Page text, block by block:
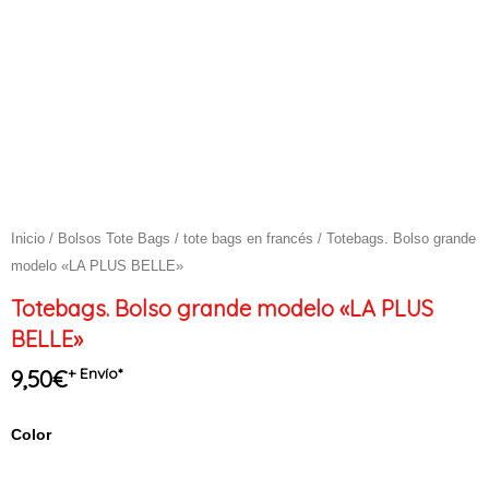
Inicio / Bolsos Tote Bags / tote bags en francés / Totebags. Bolso grande
modelo «LA PLUS BELLE»
Totebags. Bolso grande modelo «LA PLUS
BELLE»
9,50€+ Envío*
Color
Totebags.